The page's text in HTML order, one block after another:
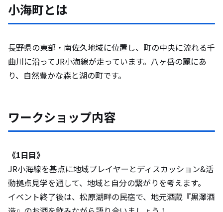
小海町とは
長野県の東部・南佐久地域に位置し、町の中央に流れる千
曲川に沿ってJR小海線が走っています。八ヶ岳の麓にあ
り、自然豊かな森と湖の町です。
ワークショップ内容
《1日目》
JR小海線を基点に地域プレイヤーとディスカッション&活
動拠点見学を通して、地域と自分の繋がりを考えます。
イベント終了後は、松原湖畔の民宿で、地元酒蔵『黒澤酒